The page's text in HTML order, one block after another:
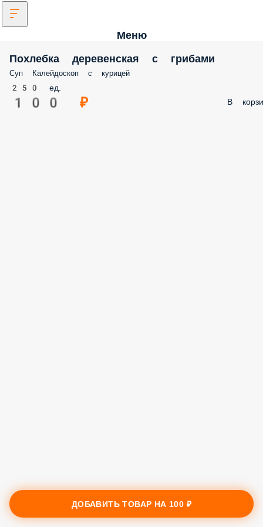
Меню
Похлебка деревенская с грибами
Суп Калейдоскоп с курицей
250 ед.
100 ₽ В
ДОБАВИТЬ ТОВАР НА 100 ₽